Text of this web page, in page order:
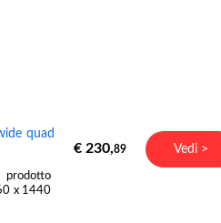
quad
prodotto
x 1440
€ 230,89 Vedi >